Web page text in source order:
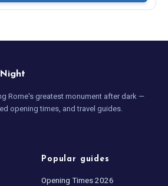
Rome's greatest monument after dark —
opening times, and travel guides.
Popular guides
Opening Times 2026